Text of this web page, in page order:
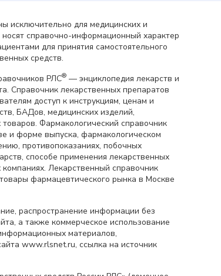
исключительно для медицинских и
справочно-информационный характер
для принятия самостоятельного
средств.
РЛС® — энциклопедия лекарств и
Справочник лекарственных препаратов
доступ к инструкциям, ценам и
БАДов, медицинских изделий,
Фармакологический справочник
и форме выпуска, фармакологическом
противопоказаниях, побочных
способе применения лекарственных
Лекарственный справочник
фармацевтического рынка в Москве
распространение информации без
а также коммерческое использование
материалов,
www.rlsnet.ru, ссылка на источник